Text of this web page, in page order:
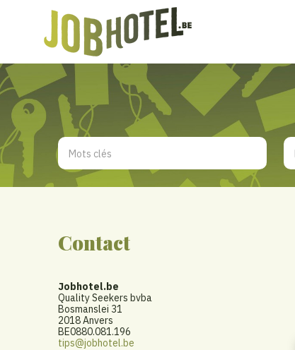
Contact
Jobhotel.be
Quality Seekers bvba
Bosmanslei 31
2018 Anvers
BE0880.081.196
tips@jobhotel.be